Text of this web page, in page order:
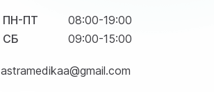
ПН-ПТ
08:00-19:00
СБ
09:00-15:00
astramedikaa@gmail.com